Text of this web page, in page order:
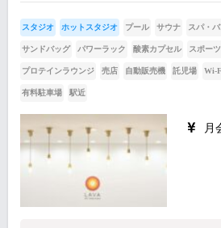
スタジオ ホットスタジオ プール サウナ スパ・
サンドバッグ パワーラック 酸素カプセル スポー
プロテインラウンジ 売店 自動販売機 託児場 Wi-
有料駐車場 駅近
月